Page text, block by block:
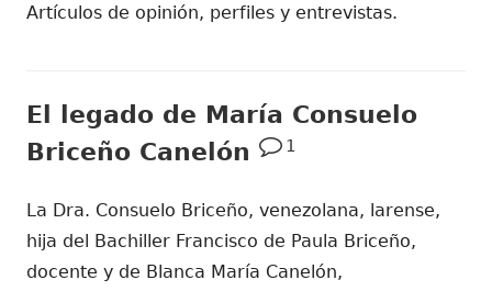
Artículos de opinión, perfiles y entrevistas.
El legado de María Consuelo
Briceño Canelón
1
La Dra. Consuelo Briceño, venezolana, larense,
hija del Bachiller Francisco de Paula Briceño,
docente y de Blanca María Canelón,